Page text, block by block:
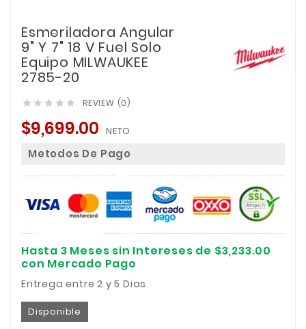
Esmeriladora Angular
9" Y 7" 18 V Fuel Solo
Equipo MILWAUKEE
2785-20
     REVIEW (0)
$9,699.00 NETO
Metodos De Pago
Hasta 3 Meses sin Intereses de $3,233.00
con Mercado Pago
Entrega entre 2 y 5 Dias
Disponible